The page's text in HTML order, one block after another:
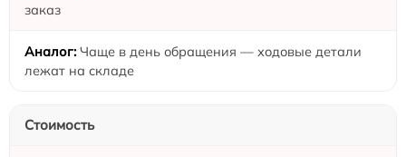
заказ
Чаще в день обращения — ходовые детали
лежат на складе
Стоимость